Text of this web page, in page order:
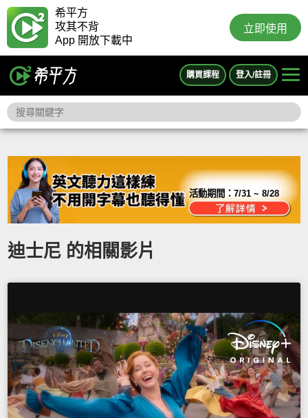
希平方
攻其不背
App 開放下載中
立即使用
購買課程 登入/註冊
活動期間：7/31 ~ 8/28
迪士尼 的相關影片